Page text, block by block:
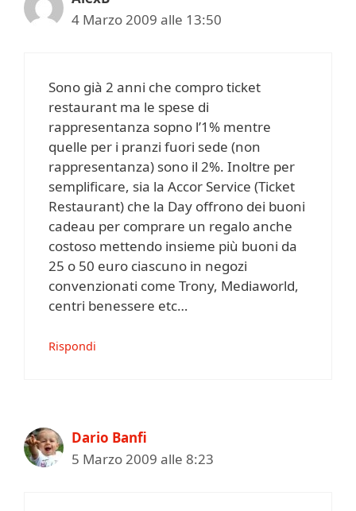
4 Marzo 2009 alle 13:50
Sono già 2 anni che compro ticket
restaurant ma le spese di
rappresentanza sopno l’1% mentre
quelle per i pranzi fuori sede (non
rappresentanza) sono il 2%. Inoltre per
semplificare, sia la Accor Service (Ticket
Restaurant) che la Day offrono dei buoni
cadeau per comprare un regalo anche
costoso mettendo insieme più buoni da
25 o 50 euro ciascuno in negozi
convenzionati come Trony, Mediaworld,
centri benessere etc…
Rispondi
Dario Banfi
5 Marzo 2009 alle 8:23